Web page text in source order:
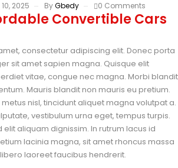
2025 ByGbedy 0 Comments
Convertible Cars
consectetur adipiscing elit. Donec porta
sit amet sapien magna. Quisque elit
vitae, congue nec magna. Morbi blandit
Mauris blandit non mauris eu pretium.
nisl, tincidunt aliquet magna volutpat a.
vestibulum urna eget, tempus turpis.
elit aliquam dignissim. In rutrum lacus id
lacinia magna, sit amet rhoncus massa
laoreet faucibus hendrerit.